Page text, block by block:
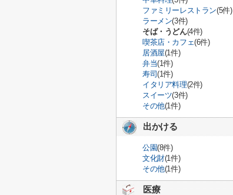
ファミリーレストラン(5件)
ラーメン(3件)
そば・うどん(4件)
喫茶店・カフェ(6件)
居酒屋(1件)
弁当(1件)
寿司(1件)
イタリア料理(2件)
スイーツ(3件)
その他(1件)
出かける
公園(8件)
文化財(1件)
その他(1件)
医療